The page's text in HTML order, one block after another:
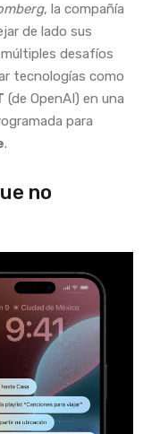
, la compañía
de lado sus
desafíos
tecnologías como
(de OpenAI) en una
para
.
no